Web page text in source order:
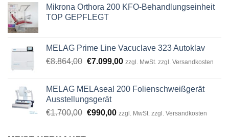
Mikrona Orthora 200 KFO-Behandlungseinheit
TOP GEPFLEGT
MELAG Prime Line Vacuclave 323 Autoklav
€8.864,00 Original
€8.864,00.
€7.099,00Current
€7.099,00.
zzgl. MwSt. zzgl. Versandkosten
MELAG MELAseal 200 Folienschweißgerät
Ausstellungsgerät
€1.700,00 Original
€990,00Current
zzgl. MwSt. zzgl. Versandkosten